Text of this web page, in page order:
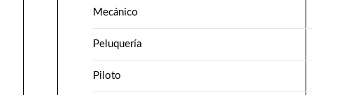
Mecánico
Peluquería
Piloto